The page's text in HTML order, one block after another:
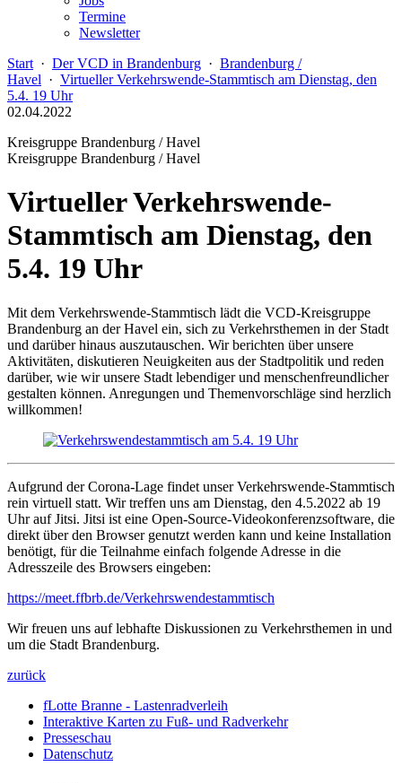
Termine
Newsletter
Start · Der VCD in Brandenburg · Brandenburg /
Havel · Virtueller Verkehrswende-Stammtisch am Dienstag, den
5.4. 19 Uhr
02.04.2022
Kreisgruppe Brandenburg / Havel
Kreisgruppe Brandenburg / Havel
Virtueller Verkehrswende-
Stammtisch am Dienstag, den
5.4. 19 Uhr
Mit dem Verkehrswende-Stammtisch lädt die VCD-Kreisgruppe
Brandenburg an der Havel ein, sich zu Verkehrsthemen in der Stadt
und darüber hinaus auszutauschen. Wir berichten über unsere
Aktivitäten, diskutieren Neuigkeiten aus der Stadtpolitik und reden
darüber, wie wir unsere Stadt lebendiger und menschenfreundlicher
gestalten können. Anregungen und Themenvorschläge sind herzlich
willkommen!
Aufgrund der Corona-Lage findet unser Verkehrswende-Stammtisch
rein virtuell statt. Wir treffen uns am Dienstag, den 4.5.2022 ab 19
Uhr auf Jitsi. Jitsi ist eine Open-Source-Videokonferenzsoftware, die
direkt über den Browser genutzt werden kann und keine Installation
benötigt, für die Teilnahme einfach folgende Adresse in die
Adresszeile des Browsers eingeben:
https://meet.ffbrb.de/Verkehrswendestammtisch
Wir freuen uns auf lebhafte Diskussionen zu Verkehrsthemen in und
um die Stadt Brandenburg.
zurück
fLotte Branne - Lastenradverleih
Interaktive Karten zu Fuß- und Radverkehr
Presseschau
Datenschutz